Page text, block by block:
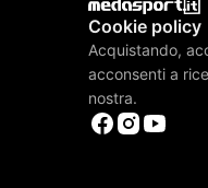
Cookie policy
Acquistando,
acconsenti a
nostra.